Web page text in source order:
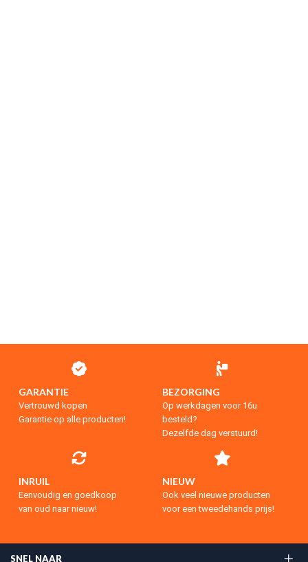
GARANTIE
Vertrouwd kopen
Garantie op alle producten!
BEZORGING
Op werkdagen voor 16u
besteld?
Dezelfde dag verstuurd!
INRUIL
Eenvoudig en goedkoop
van oud naar nieuw!
NIEUW
Ook veel nieuwe producten
voor een tweedehands prijs!
SNEL NAAR